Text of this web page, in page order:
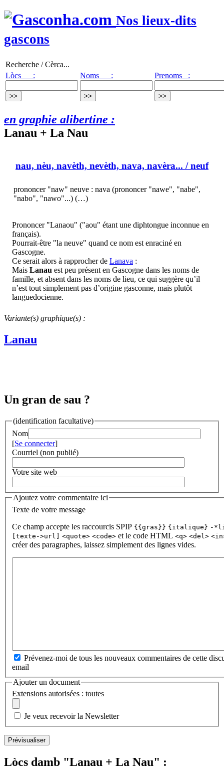
Nos lieux-dits
gascons
Recherche / Cèrca...
Lòcs :
Noms : Prenoms :
en graphie alibertine :
Lanau + La Nau
nau, nèu, navèth, nevèth, nava, navèra... / neuf
prononcer "naw" neuve : nava (prononcer "nawe", "nabe",
"nabo", "nawo"...) (…)
Prononcer "Lanaou" ("aou" étant une diphtongue inconnue en
français).
Pourrait-être "la neuve" quand ce nom est enraciné en
Gascogne.
Ce serait alors à rapprocher de Lanava :
Mais Lanau est peu présent en Gascogne dans les noms de
famille, et absent dans les noms de lieu, ce qui suggère qu’il
n’est tout simplement pas d’origine gasconne, mais plutôt
languedocienne.
Variante(s) graphique(s) :
Lanau
Un gran de sau ?
(identification facultative)
Nom
[Se connecter]
Courriel (non publié)
Votre site web
Ajoutez votre commentaire ici
Texte de votre message
Ce champ accepte les raccourcis SPIP {{gras}} {italique} -
[texte->url] <quote> <code> et le code HTML <q> <del>
créer des paragraphes, laissez simplement des lignes vides.
Prévenez-moi de tous les nouveaux commentaires de cette
email
Ajouter un document
Extensions autorisées : toutes
Je veux recevoir la Newsletter
Lòcs damb "Lanau + La Nau" :